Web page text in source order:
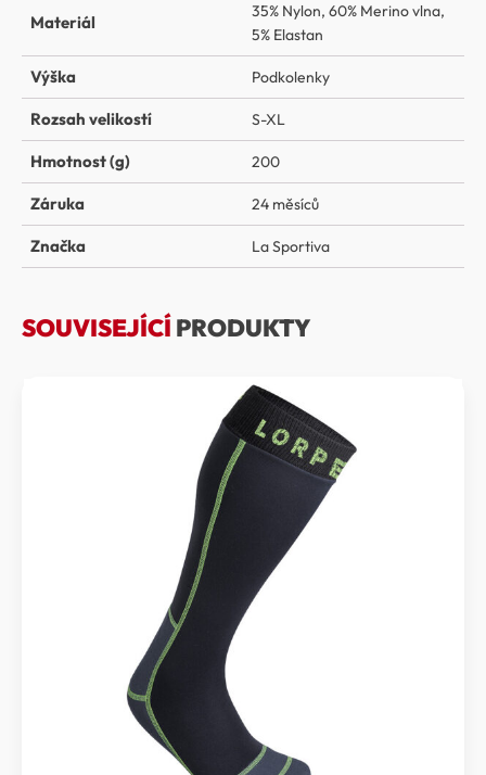
Materiál
35% Nylon, 60% Merino vlna,
5% Elastan
Výška Podkolenky
Rozsah velikostí S-XL
Hmotnost (g) 200
Záruka 24 měsíců
Značka La Sportiva
SOUVISEJÍCÍ PRODUKTY